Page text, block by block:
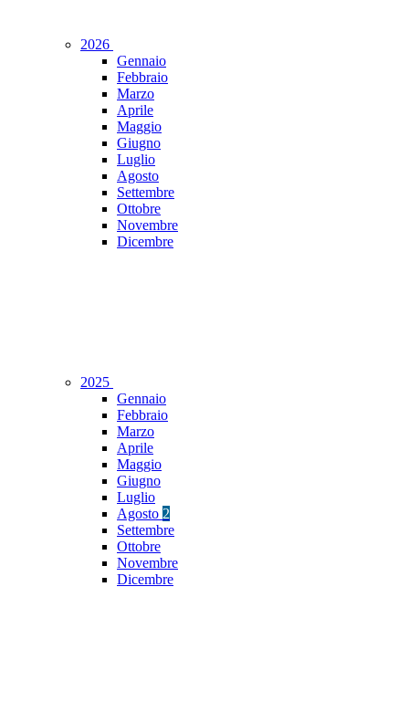
2026
Gennaio
Febbraio
Marzo
Aprile
Maggio
Giugno
Luglio
Agosto
Settembre
Ottobre
Novembre
Dicembre
2025
Gennaio
Febbraio
Marzo
Aprile
Maggio
Giugno
Luglio
Agosto 2
Settembre
Ottobre
Novembre
Dicembre